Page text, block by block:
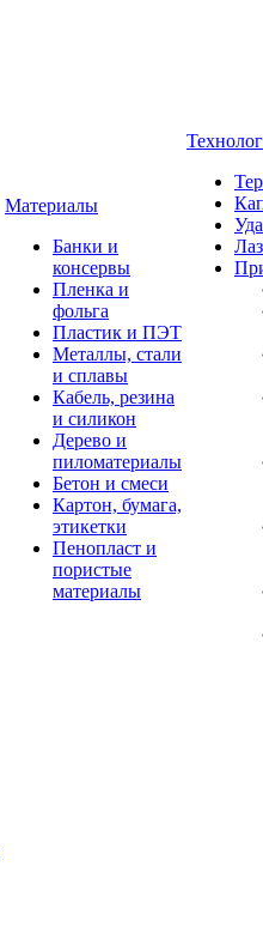
Материалы
Банки и
консервы
Пленка и
фольга
Пластик и ПЭТ
Металлы, стали
и сплавы
Кабель, резина
и силикон
Дерево и
пиломатериалы
Бетон и смеси
Картон, бумага,
этикетки
Пенопласт и
пористые
материалы